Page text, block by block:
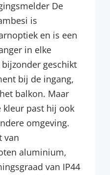
De
is
en is een
in elke
geschikt
bij de ingang,
balkon. Maar
kleur past hij ook
omgeving.
van
aluminium,
van IP44